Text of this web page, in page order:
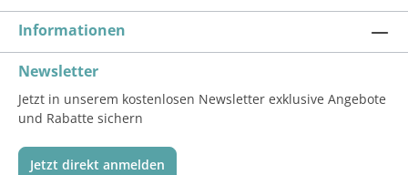
Informationen
Newsletter
Jetzt in unserem kostenlosen Newsletter exklusive Angebote
und Rabatte sichern
Jetzt direkt anmelden